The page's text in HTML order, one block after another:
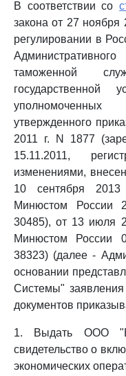
В соответствии со
закона от 27
регулировании в
таможенной
уполномоченных
утвержденного
2011 г. N 1877
15.11.2011,
изменениями,
10 сентября 2013
Минюстом России
30485), от 13 июля
Минюстом России
38323) (далее -
основании
Системы"
документов
1. Выдать ООО
свидетельство о
экономических